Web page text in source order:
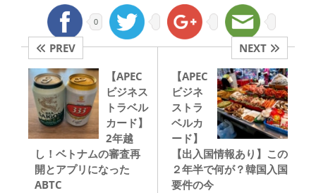
0
PREV
【APEC
ビジネス
トラベル
カード】
2年越
し！ベトナムの審査再
開とアプリになった
ABTC
NEXT
【APEC
ビジネ
ストラ
ベルカ
ード】
【出入国情報あり】この
２年半で何が？韓国入国
要件の今